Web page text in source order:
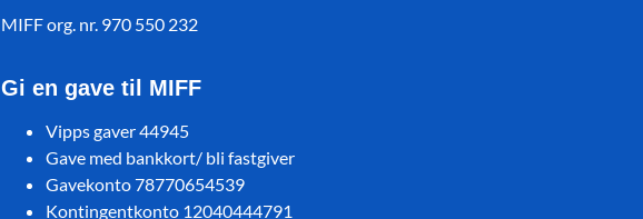
MIFF org. nr. 970 550 232
Gi en gave til MIFF
Vipps gaver 44945
Gave med bankkort/ bli fastgiver
Gavekonto 78770654539
Kontingentkonto 12040444791